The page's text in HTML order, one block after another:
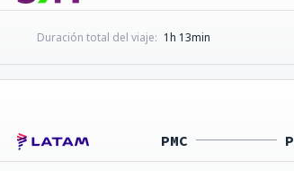
Duración total del viaje: 1h 13min
PMC